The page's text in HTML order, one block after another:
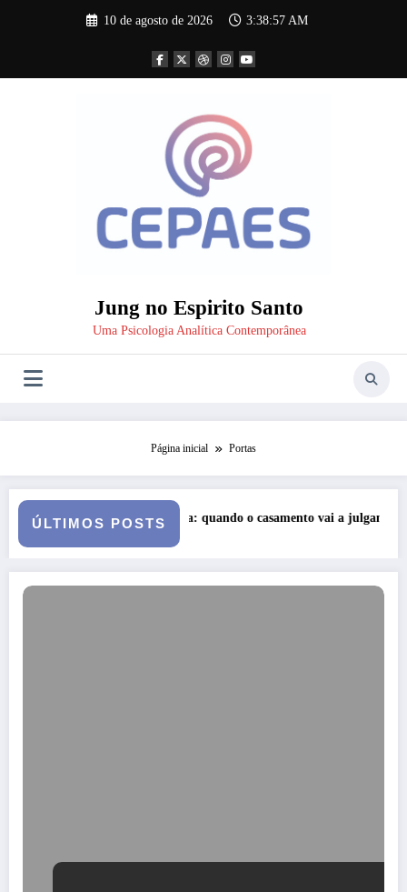
10 de agosto de 2026 3:38:57 AM
Jung no Espirito Santo
Uma Psicologia Analítica Contemporânea
Página inicial Portas
ÚLTIMOS POSTS
uma Queda: quando o casamento vai a julgamento Curso: